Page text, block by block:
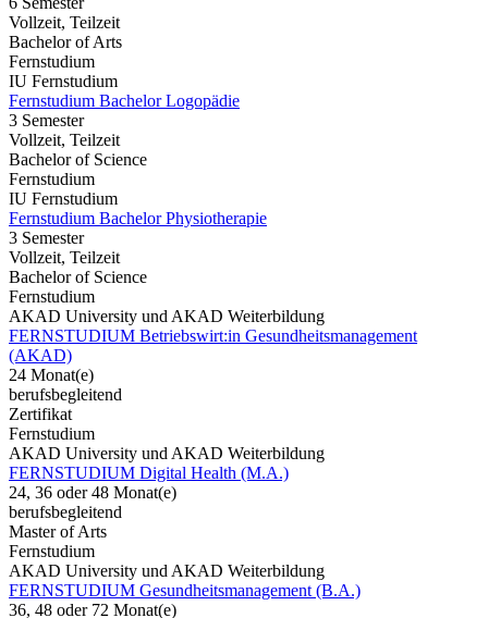
Vollzeit, Teilzeit
Bachelor of Arts
Fernstudium
IU Fernstudium
Fernstudium Bachelor Logopädie
3 Semester
Vollzeit, Teilzeit
Bachelor of Science
Fernstudium
IU Fernstudium
Fernstudium Bachelor Physiotherapie
3 Semester
Vollzeit, Teilzeit
Bachelor of Science
Fernstudium
AKAD University und AKAD Weiterbildung
FERNSTUDIUM Betriebswirt:in Gesundheitsmanagement
(AKAD)
24 Monat(e)
berufsbegleitend
Zertifikat
Fernstudium
AKAD University und AKAD Weiterbildung
FERNSTUDIUM Digital Health (M.A.)
24, 36 oder 48 Monat(e)
berufsbegleitend
Master of Arts
Fernstudium
AKAD University und AKAD Weiterbildung
FERNSTUDIUM Gesundheitsmanagement (B.A.)
36, 48 oder 72 Monat(e)